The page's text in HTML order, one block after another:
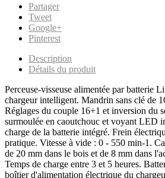
Partager
Tweet
Google+
Pinterest
Description
Détails du produit
Perceuse-visseuse alimentée par batterie
chargeur intelligent. Mandrin sans clé de
Réglages du couple 16+1 et inversion du
surmoulée en caoutchouc et voyant LED
charge de la batterie intégré. Frein
pratique. Vitesse à vide : 0 - 550 min-1.
de 20 mm dans le bois et de 8 mm dans
Temps de charge entre 3 et 5 heures.
boîtier d'alimentation électrique du